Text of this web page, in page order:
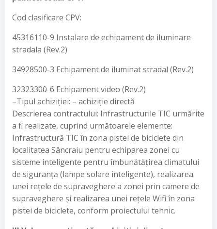
Cod clasificare CPV:
45316110-9 Instalare de echipament de iluminare
stradala (Rev.2)
34928500-3 Echipament de iluminat stradal (Rev.2)
32323300-6 Echipament video (Rev.2)
–Tipul achiziției: – achiziție directă
Descrierea contractului: Infrastructurile TIC urmărite
a fi realizate, cuprind următoarele elemente:
Infrastructură TIC în zona pistei de biciclete din
localitatea Sâncraiu pentru echiparea zonei cu
sisteme inteligente pentru îmbunătățirea climatului
de siguranță (lampe solare inteligente), realizarea
unei rețele de supraveghere a zonei prin camere de
supraveghere și realizarea unei rețele Wifi în zona
pistei de biciclete, conform proiectului tehnic.